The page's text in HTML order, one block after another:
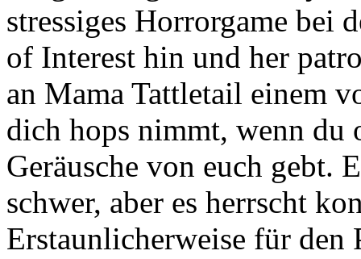
stressiges Horrorgame bei
of Interest hin und her
an Mama Tattletail einem
dich hops nimmt, wenn du
Geräusche von euch gebt.
schwer, aber es herrscht
Erstaunlicherweise für den